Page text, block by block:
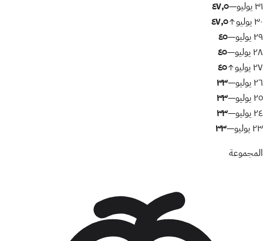
٣١ يوليو —٤٧٫٥
٣٠ يوليو
↑٤٧٫٥
٢٩ يوليو
—٤٥
٢٨ يوليو
—٤٥
٢٧ يوليو
↑٤٥
٢٦ يوليو
—٣٣
٢٥ يوليو
—٣٣
٢٤ يوليو
—٣٣
٢٣ يوليو
—٣٣
المجموعة